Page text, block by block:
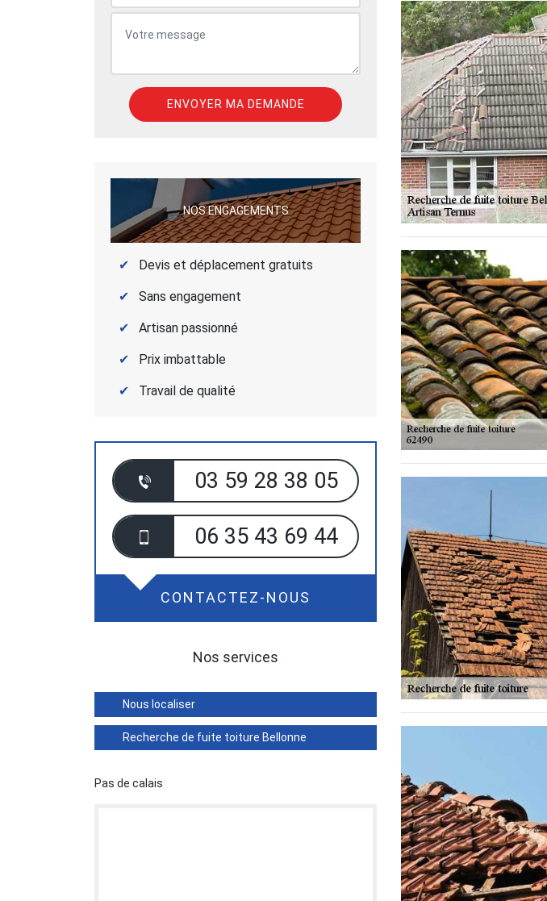
NOS ENGAGEMENTS
Devis et déplacement gratuits
Sans engagement
Artisan passionné
Prix imbattable
Travail de qualité
03 59 28 38 05
06 35 43 69 44
CONTACTEZ-NOUS
Nos services
Nous localiser
Recherche de fuite toiture Bellonne
Pas de calais